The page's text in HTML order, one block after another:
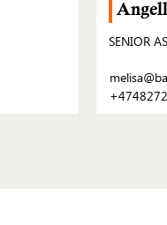
Angell
SENIOR